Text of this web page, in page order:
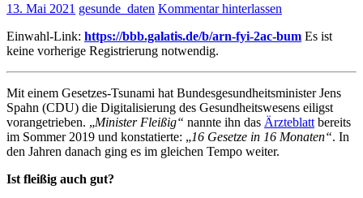
13. Mai 2021 gesunde_daten Kommentar hinterlassen
Einwahl-Link: https://bbb.galatis.de/b/arn-fyi-2ac-bum Es ist
keine vorherige Registrierung notwendig.
Mit einem Gesetzes-Tsunami hat Bundesgesundheitsminister Jens
Spahn (CDU) die Digitalisierung des Gesundheitswesens eiligst
vorangetrieben. „Minister Fleißig“ nannte ihn das Ärzteblatt bereits
im Sommer 2019 und konstatierte: „16 Gesetze in 16 Monaten“. In
den Jahren danach ging es im gleichen Tempo weiter.
Ist fleißig auch gut?